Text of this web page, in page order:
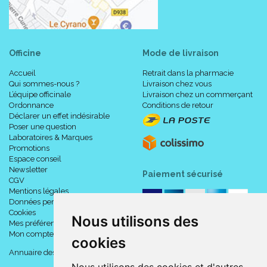
Nous utilisons des
cookies
Officine
Accueil
Qui sommes-nous ?
L’équipe officinale
Ordonnance
Déclarer un effet indésirable
Poser une question
Laboratoires & Marques
Promotions
Espace conseil
Newsletter
CGV
Mentions légales
Données personnelles
Cookies
Mes préférences Cookies
Mon compte
Annuaire des pharmacies
Mode de livraison
Retrait dans la pharmacie
Livraison chez vous
Livraison chez un commerçant
Conditions de retour
Paiement sécurisé